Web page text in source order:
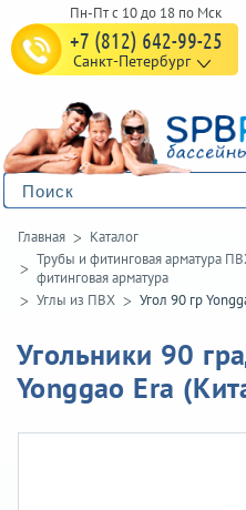
+7 (812) 642-99-25
Санкт-Петербург
Главная
Каталог
Трубы и фитинговая арматура
фитинговая арматура
Углы из ПВХ
Угол 90 гр
Угольники 90
Yonggao Era